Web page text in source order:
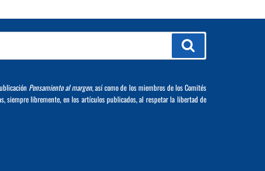
Pensamiento al margen, así como de los miembros de los Comités
siempre libremente, en los artículos publicados, al respetar la libertad de